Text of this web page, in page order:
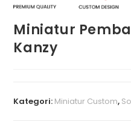
Miniatur
Kanzy
Kategori: Miniatur Custom,